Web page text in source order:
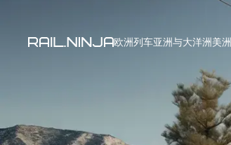
欧洲列车亚洲与大洋洲美洲